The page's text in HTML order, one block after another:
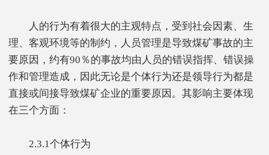
人的行为有着很大的主观特点，受到社会因素、生
理、客观环境等的制约，人员管理是导致煤矿事故的主
要原因，约有90％的事故均由人员的错误指挥、错误操
作和管理造成，因此无论是个体行为还是领导行为都是
直接或间接导致煤矿企业的重要原因。其影响主要体现
在三个方面：
2.3.1个体行为